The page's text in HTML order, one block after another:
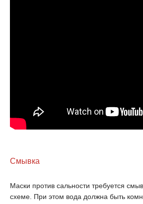
Смывка
Маски против сальности требуется
схеме. При этом вода должна быть